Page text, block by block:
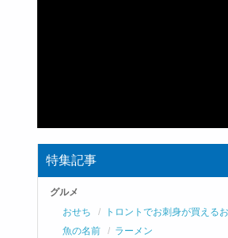
特集記事
グルメ
おせち
トロントでお刺身が買える
魚の名前
ラーメン